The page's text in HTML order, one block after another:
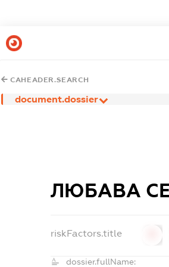
CAHEADER.SEARCH
document.dossier
ЛЮБАВА
riskFactors.title
dossier.fullName: